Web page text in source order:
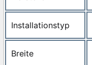
Installationstyp
Breite